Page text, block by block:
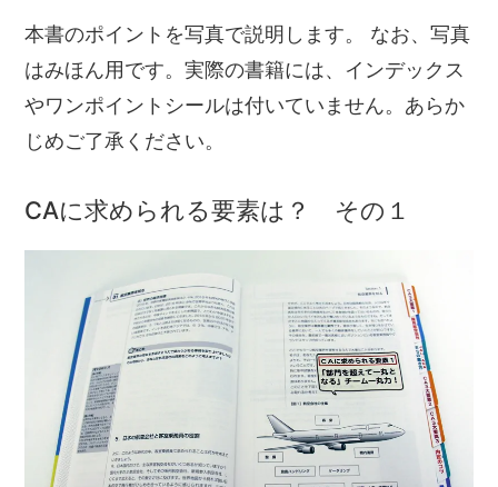
本書のポイントを写真で説明します。 なお、写真
はみほん用です。実際の書籍には、インデックス
やワンポイントシールは付いていません。あらか
じめご了承ください。
CAに求められる要素は？ その１